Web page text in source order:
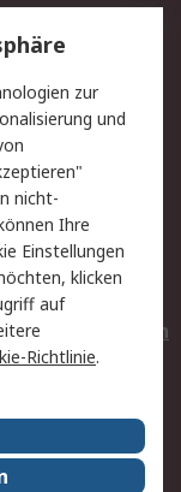
Batterien
zur
und
nicht-
Ihre
Einstellungen
klicken
auf
Richtlinie.